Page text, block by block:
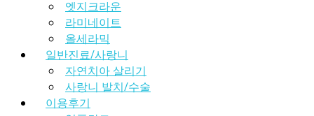
엣지크라운
라미네이트
올세라믹
일반진료/사랑니
자연치아 살리기
사랑니 발치/수술
이용후기